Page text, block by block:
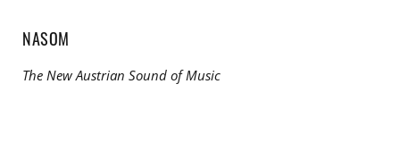
NASOM
The New Austrian Sound of Music